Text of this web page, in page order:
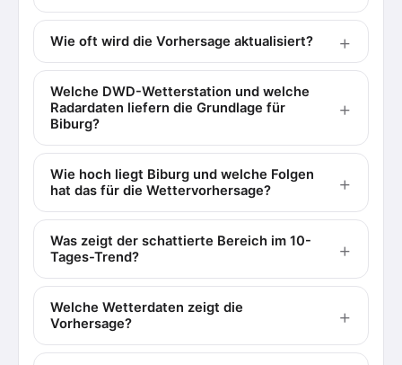
Wie oft wird die Vorhersage aktualisiert?
Welche DWD-Wetterstation und welche
Radardaten liefern die Grundlage für
Biburg?
Wie hoch liegt Biburg und welche Folgen
hat das für die Wettervorhersage?
Was zeigt der schattierte Bereich im 10-
Tages-Trend?
Welche Wetterdaten zeigt die
Vorhersage?